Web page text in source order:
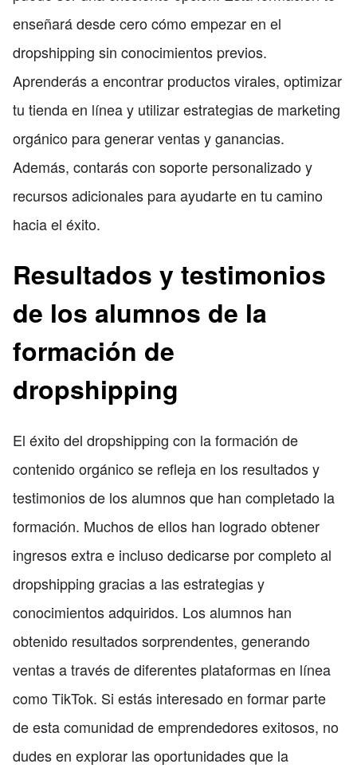
enseñará desde cero cómo empezar en el
dropshipping sin conocimientos previos.
Aprenderás a encontrar productos virales, optimizar
tu tienda en línea y utilizar estrategias de marketing
orgánico para generar ventas y ganancias.
Además, contarás con soporte personalizado y
recursos adicionales para ayudarte en tu camino
hacia el éxito.
Resultados y testimonios
de los alumnos de la
formación de
dropshipping
El éxito del dropshipping con la formación de
contenido orgánico se refleja en los resultados y
testimonios de los alumnos que han completado la
formación. Muchos de ellos han logrado obtener
ingresos extra e incluso dedicarse por completo al
dropshipping gracias a las estrategias y
conocimientos adquiridos. Los alumnos han
obtenido resultados sorprendentes, generando
ventas a través de diferentes plataformas en línea
como TikTok. Si estás interesado en formar parte
de esta comunidad de emprendedores exitosos, no
dudes en explorar las oportunidades que la